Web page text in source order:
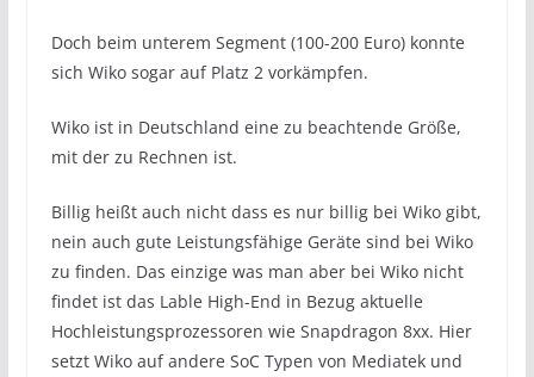
Doch beim unterem Segment (100-200 Euro) konnte
sich Wiko sogar auf Platz 2 vorkämpfen.
Wiko ist in Deutschland eine zu beachtende Größe,
mit der zu Rechnen ist.
Billig heißt auch nicht dass es nur billig bei Wiko gibt,
nein auch gute Leistungsfähige Geräte sind bei Wiko
zu finden. Das einzige was man aber bei Wiko nicht
findet ist das Lable High-End in Bezug aktuelle
Hochleistungsprozessoren wie Snapdragon 8xx. Hier
setzt Wiko auf andere SoC Typen von Mediatek und